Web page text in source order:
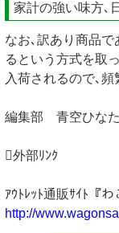
家計の強い味方､
なお､訳あり商品
るという方式を取
入荷されるので､
編集部 青空ひなた
外部ﾘﾝｸ
ｱｳﾄﾚｯﾄ通販ｻｲﾄ『わ
http://